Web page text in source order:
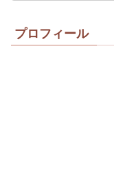
プロフィール